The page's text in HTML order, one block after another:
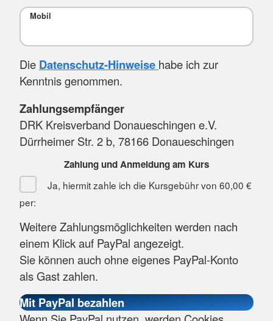
Mobil
Die Datenschutz-Hinweise habe ich zur
Kenntnis genommen.
Zahlungsempfänger
DRK Kreisverband Donaueschingen e.V.
Dürrheimer Str. 2 b, 78166 Donaueschingen
Zahlung und Anmeldung am Kurs
Ja, hiermit zahle ich die Kursgebühr von 60,00 €
per:
Weitere Zahlungsmöglichkeiten werden nach
einem Klick auf PayPal angezeigt.
Sie können auch ohne eigenes PayPal-Konto
als Gast zahlen.